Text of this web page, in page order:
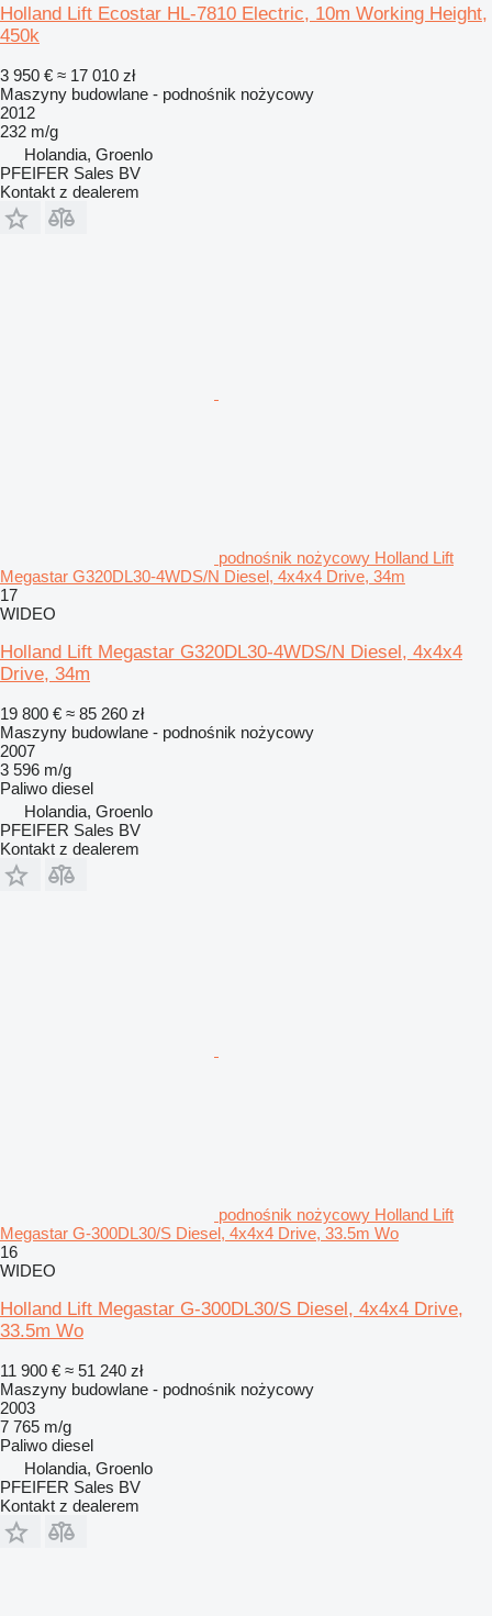
Holland Lift Ecostar HL-7810 Electric, 10m Working Height,
450k
3 950 € ≈ 17 010 zł
Maszyny budowlane - podnośnik nożycowy
2012
232 m/g
Holandia, Groenlo
PFEIFER Sales BV
Kontakt z dealerem
podnośnik nożycowy Holland Lift
Megastar G320DL30-4WDS/N Diesel, 4x4x4 Drive, 34m
17
WIDEO
Holland Lift Megastar G320DL30-4WDS/N Diesel, 4x4x4
Drive, 34m
19 800 € ≈ 85 260 zł
Maszyny budowlane - podnośnik nożycowy
2007
3 596 m/g
Paliwo diesel
Holandia, Groenlo
PFEIFER Sales BV
Kontakt z dealerem
podnośnik nożycowy Holland Lift
Megastar G-300DL30/S Diesel, 4x4x4 Drive, 33.5m Wo
16
WIDEO
Holland Lift Megastar G-300DL30/S Diesel, 4x4x4 Drive,
33.5m Wo
11 900 € ≈ 51 240 zł
Maszyny budowlane - podnośnik nożycowy
2003
7 765 m/g
Paliwo diesel
Holandia, Groenlo
PFEIFER Sales BV
Kontakt z dealerem